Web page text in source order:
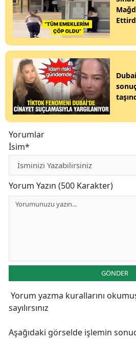
Yorumlar
İsim*
Yorum Yazın (500 Karakter)
GÖNDER
Yorum yazma kurallarını
sayılırsınız
Aşağıdaki görselde işlemin